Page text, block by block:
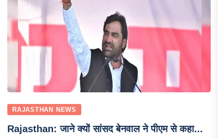
RAJASTHAN NEWS
Rajasthan: जाने क्यों सांसद बेनवाल ने पीएम से कहा...